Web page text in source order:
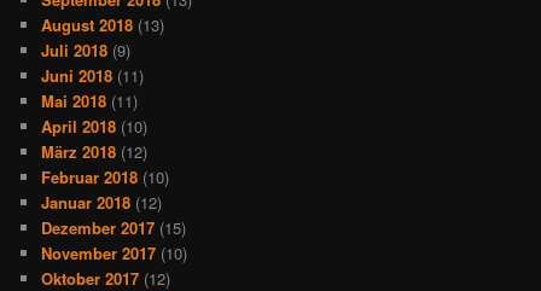
August 2018 (13)
Juli 2018 (9)
Juni 2018 (11)
Mai 2018 (11)
April 2018 (10)
März 2018 (12)
Februar 2018 (10)
Januar 2018 (12)
Dezember 2017 (15)
November 2017 (10)
Oktober 2017 (12)